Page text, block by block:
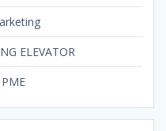
ELEVATOR